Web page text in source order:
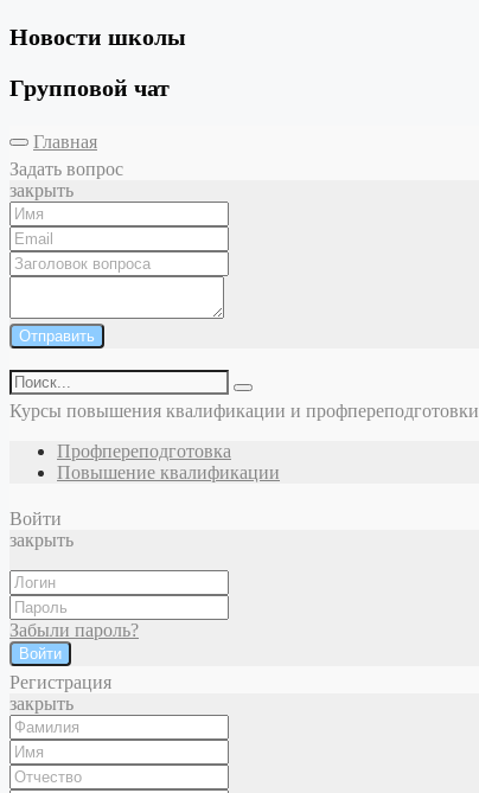
Новости школы
Групповой чат
Главная
Задать вопрос
закрыть
Отправить
Курсы повышения квалификации и профпереподготовки
Профпереподготовка
Повышение квалификации
Войти
закрыть
Забыли пароль?
Войти
Регистрация
закрыть